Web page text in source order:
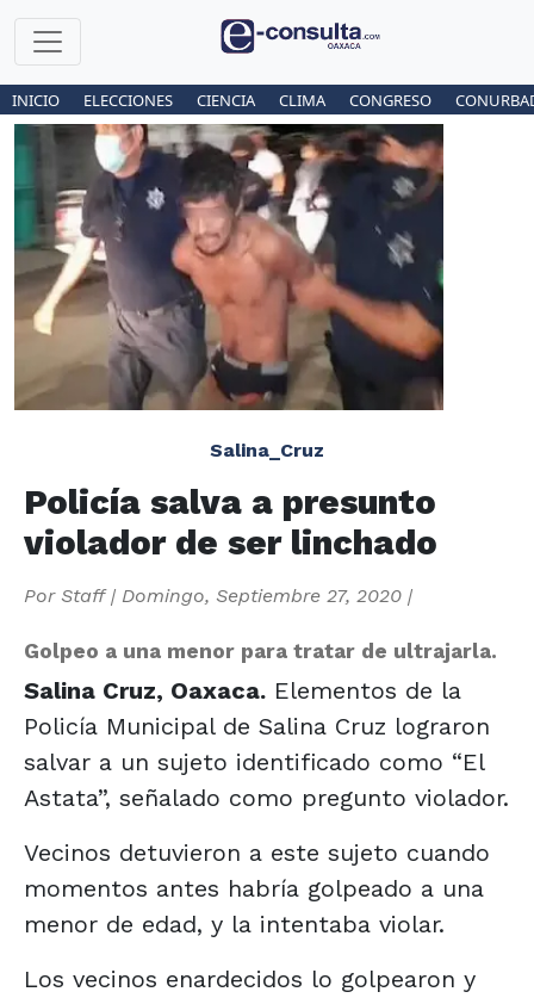
INICIO ELECCIONES CIENCIA CLIMA CONGRESO
Salina_Cruz
Policía salva a presunto
violador de ser linchado
Por Staff| Domingo, Septiembre 27, 2020 |
Golpeo a una menor para tratar de ultrajarla.
Salina Cruz, Oaxaca. Elementos de la
Policía Municipal de Salina Cruz lograron
salvar a un sujeto identificado como “El
Astata”, señalado como pregunto violador.
Vecinos detuvieron a este sujeto cuando
momentos antes habría golpeado a una
menor de edad, y la intentaba violar.
Los vecinos enardecidos lo golpearon y